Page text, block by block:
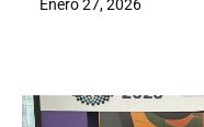
Enero 27, 2026